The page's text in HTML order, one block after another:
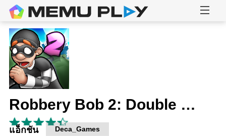
Robbery Bob 2: Double Trouble
แอ็กชัน Deca_Games